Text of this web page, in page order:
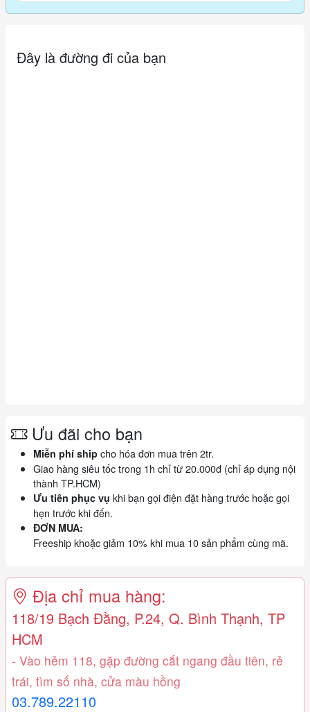
Đây là đường đi của bạn
Ưu đãi cho bạn
Miễn phí ship cho hóa đơn mua trên 2tr.
Giao hàng siêu tốc trong 1h chỉ từ 20.000đ (chỉ áp dụng nội
thành TP.HCM)
Ưu tiên phục vụ khi bạn gọi điện đặt hàng trước hoặc gọi
hẹn trước khi đến.
ĐƠN MUA:
Freeship khoặc giảm 10% khi mua 10 sản phẩm cùng mã.
Địa chỉ mua hàng:
118/19 Bạch Đằng, P.24, Q. Bình Thạnh, TP
HCM
- Vào hẻm 118, gặp đường cắt ngang đầu tiên, rẻ
trái, tìm số nhà, cửa màu hồng
03.789.22110